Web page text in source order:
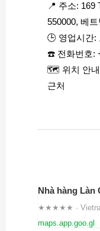
📍 주소: 169
550000, 베
🕒 영업시간:
☎️ 전화번호:
🗺️ 위치 안내:
근처
★★★★★ ·
maps.app.goo.gl